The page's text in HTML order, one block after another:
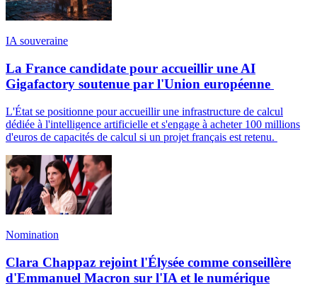
IA souveraine
La France candidate pour accueillir une AI
Gigafactory soutenue par l'Union européenne
L'État se positionne pour accueillir une infrastructure de calcul
dédiée à l'intelligence artificielle et s'engage à acheter 100 millions
d'euros de capacités de calcul si un projet français est retenu.
Nomination
Clara Chappaz rejoint l'Élysée comme conseillère
d'Emmanuel Macron sur l'IA et le numérique